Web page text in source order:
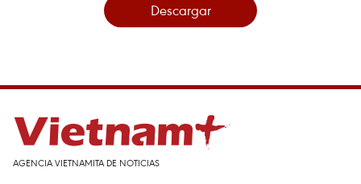
Descargar
AGENCIA VIETNAMITA DE NOTICIAS